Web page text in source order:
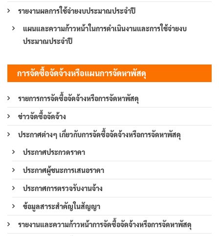
รายงานผลการใช้จ่ายงบประมาณประจำปี
แผนและความก้าวหน้าในการดำเนินงานและการใช้จ่ายงบ
ประมาณประจำปี
การจัดซื้อจัดจ้างหรือแผนการจัดหาพัสดุ
รายการการจัดซื้อจัดจ้างหรือการจัดหาพัสดุ
ข่าวจัดซื้อจัดจ้าง
ประกาศต่างๆ เกี่ยวกับการจัดซื้อจัดจ้างหรือการจัดหาพัสดุ
ประกาศประกวดราคา
ประกาศผู้ชนะการเสนอราคา
ประกาศการตรวจรับงานจ้าง
ข้อมูลสาระสำคัญในสัญญา
รายงานและความก้าวหน้าการจัดซื้อจัดจ้างหรือการจัดหาพัสดุ